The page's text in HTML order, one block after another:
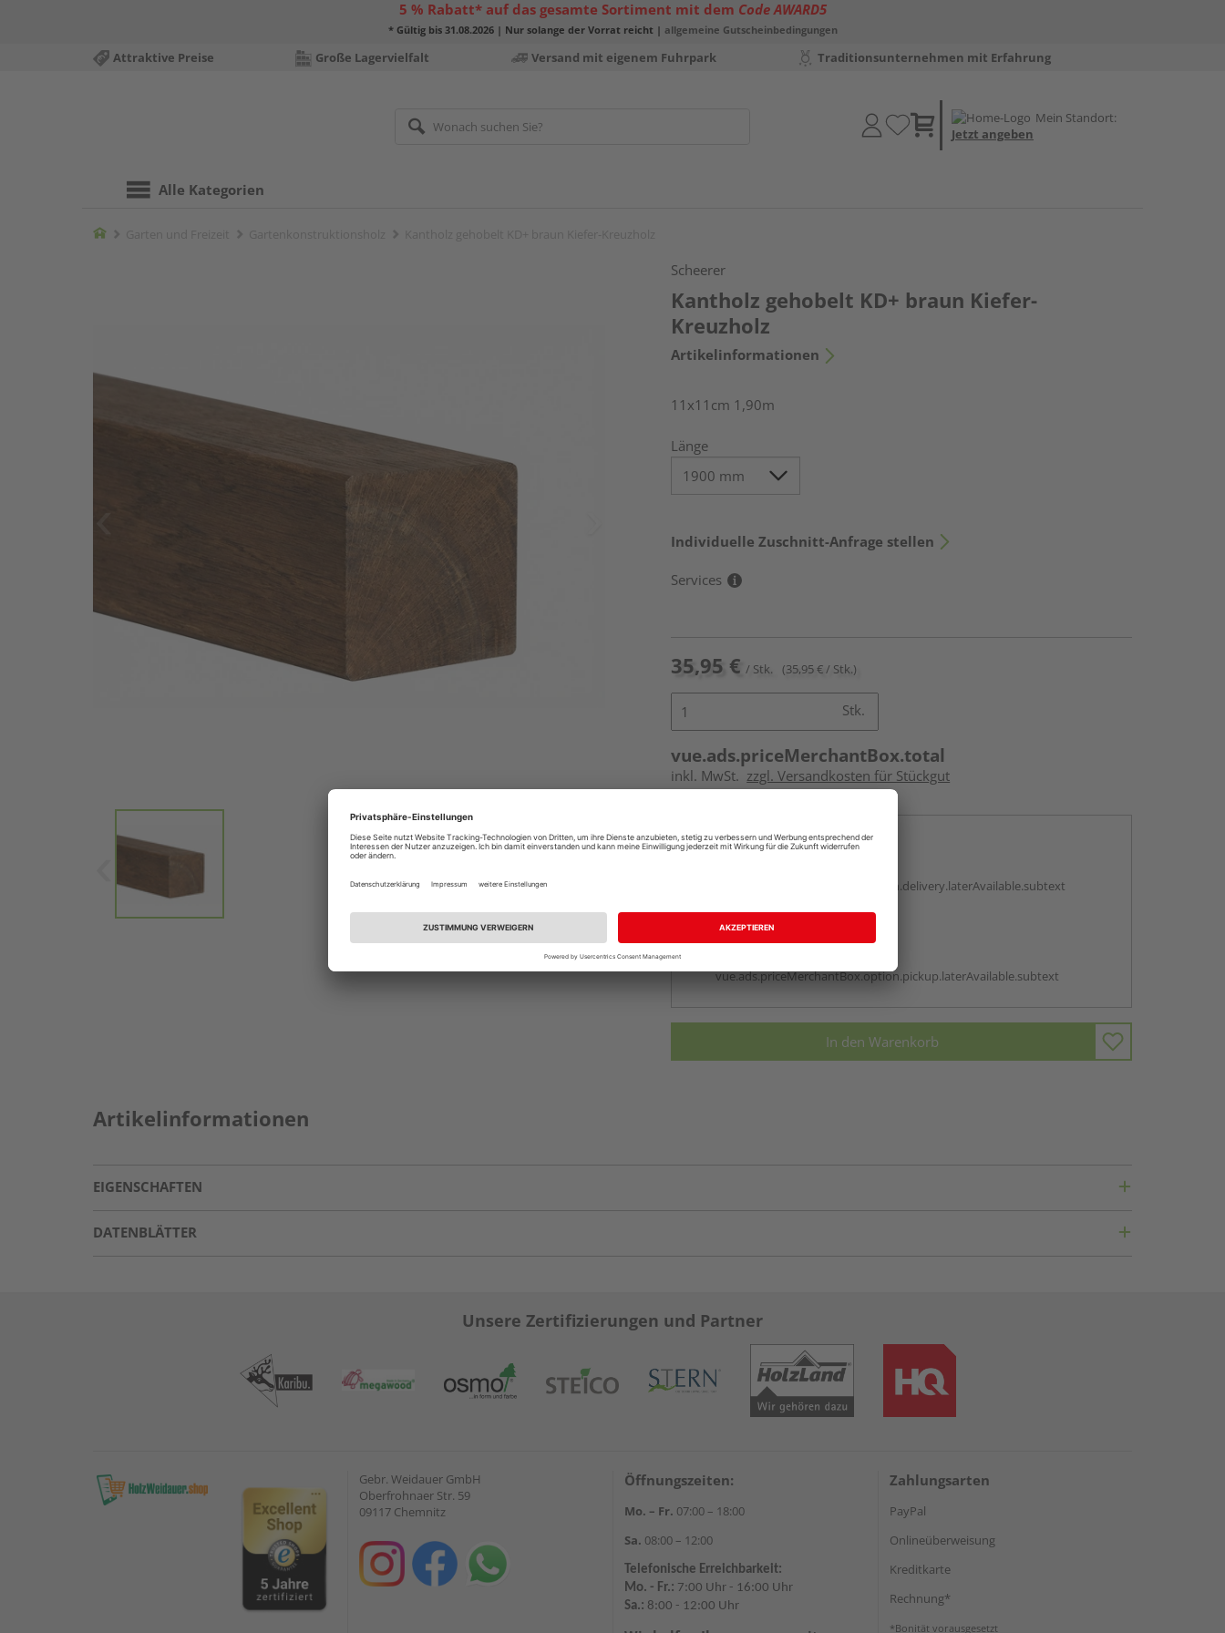
5 % Rabatt* auf das gesamte Sortiment mit dem Code AWARD5
* Gültig bis 31.08.2026 | Nur solange der Vorrat reicht | allgemeine Gutscheinbedingungen
Attraktive Preise Große Lagervielfalt Versand mit eigenem Fuhrpark Traditionsunternehmen mit Erfahrung
Mein Standort:
Jetzt angeben
Alle Kategorien
Home
Scheerer
Kantholz gehobelt KD+ braun Kiefer-
Kreuzholz
Artikelinformationen
11x11cm 1,90m
Länge
Individuelle Zuschnitt-Anfrage stellen
Services
35,95 € / Stk. (35,95 € / Stk.)
Stk.
vue.ads.priceMerchantBox.total
inkl. MwSt.zzgl. Versandkosten für Stückgut
Online bestellen
vue.ads.priceMerchantBox.option.delivery.laterAvailable.subtext
Beim Händler abholen
vue.ads.priceMerchantBox.option.pickup.laterAvailable.subtext
In den Warenkorb
Artikelinformationen
EIGENSCHAFTEN
DATENBLÄTTER
Unsere Zertifizierungen und Partner
Gebr. Weidauer GmbH
Oberfrohnaer Str. 59
09117 Chemnitz
Öffnungszeiten:
Mo. – Fr. 07:00 – 18:00
Sa. 08:00 – 12:00
Telefonische Erreichbarkeit:
Mo. - Fr.: 7:00 Uhr - 16:00 Uhr
Sa.: 8:00 - 12:00 Uhr
Zahlungsarten
PayPal
Onlineüberweisung
Kreditkarte
Rechnung*
*Bonität vorausgesetzt